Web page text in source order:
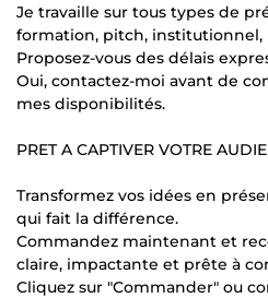
Je travaille sur tous types de
formation, pitch, institutionnel,
Proposez-vous des délais
Oui, contactez-moi avant de
mes disponibilités.
PRET A CAPTIVER VOTRE
Transformez vos idées en
qui fait la différence.
Commandez maintenant et
claire, impactante et prête à
Cliquez sur "Commander" ou